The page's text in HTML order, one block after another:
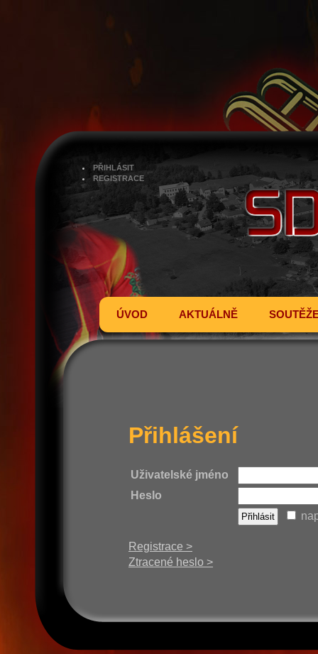
PŘIHLÁSIT
REGISTRACE
ÚVOD AKTUÁLNĚ
Přihlášení
Uživatelské jméno
Heslo
Registrace >
Ztracené heslo >